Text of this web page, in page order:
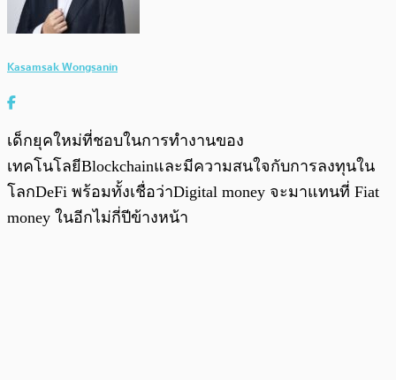
Kasamsak Wongsanin
เด็กยุคใหม่ที่ชอบในการทำงานของ
เทคโนโลยีBlockchainและมีความสนใจกับการลงทุนใน
โลกDeFi พร้อมทั้งเชื่อว่าDigital money จะมาแทนที่ Fiat
money ในอีกไม่กี่ปีข้างหน้า